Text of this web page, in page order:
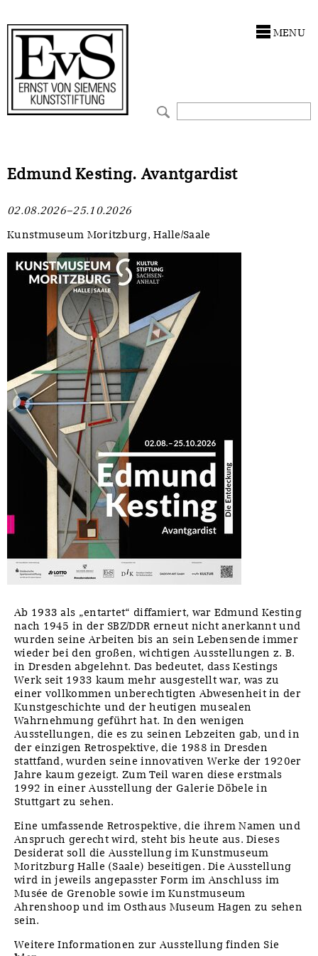
MENU
Edmund Kesting. Avantgardist
02.08.2026–25.10.2026
Kunstmuseum Moritzburg, Halle/Saale
Ab 1933 als „entartet“ diffamiert, war Edmund Kesting
nach 1945 in der SBZ/DDR erneut nicht anerkannt und
wurden seine Arbeiten bis an sein Lebensende immer
wieder bei den großen, wichtigen Ausstellungen z. B.
in Dresden abgelehnt. Das bedeutet, dass Kestings
Werk seit 1933 kaum mehr ausgestellt war, was zu
einer vollkommen unberechtigten Abwesenheit in der
Kunstgeschichte und der heutigen musealen
Wahrnehmung geführt hat. In den wenigen
Ausstellungen, die es zu seinen Lebzeiten gab, und in
der einzigen Retrospektive, die 1988 in Dresden
stattfand, wurden seine innovativen Werke der 1920er
Jahre kaum gezeigt. Zum Teil waren diese erstmals
1992 in einer Ausstellung der Galerie Döbele in
Stuttgart zu sehen.
Eine umfassende Retrospektive, die ihrem Namen und
Anspruch gerecht wird, steht bis heute aus. Dieses
Desiderat soll die Ausstellung im Kunstmuseum
Moritzburg Halle (Saale) beseitigen. Die Ausstellung
wird in jeweils angepasster Form im Anschluss im
Musée de Grenoble sowie im Kunstmuseum
Ahrenshoop und im Osthaus Museum Hagen zu sehen
sein.
Weitere Informationen zur Ausstellung finden Sie
Förderphilosophie
Gremien
Stellenangebote
Ankauf
Restaurierungen
UKRAINE-Förderlinie
Zwischenfinanzierung